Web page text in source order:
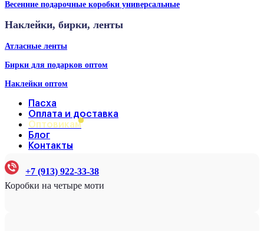
Весенние подарочные коробки универсальные
Наклейки, бирки, ленты
Атласные ленты
Бирки для подарков оптом
Наклейки оптом
Пасха
Оплата и доставка
Оптовикам
Блог
Контакты
+7 (913) 922-33-38
Коробки на четыре моти